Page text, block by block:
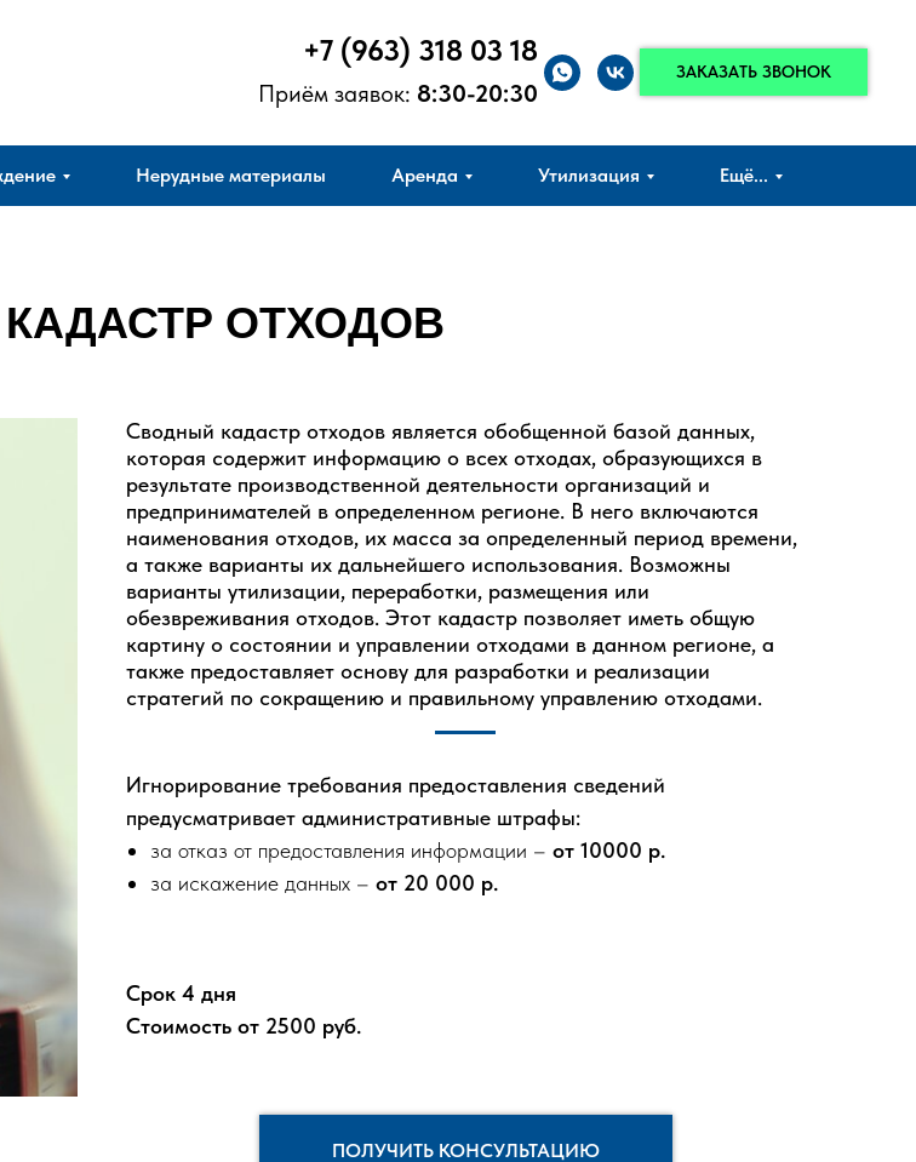
+7 (963) 318 03 18
Приём заявок: 8:30-20:30
ЗАКАЗАТЬ ЗВОНОК
Нерудные материалы Аренда Утилизация Ещё...
ОТХОДОВ
Сводный кадастр отходов является обобщенной базой данных,
которая содержит информацию о всех отходах, образующихся в
результате производственной деятельности организаций и
предпринимателей в определенном регионе. В него включаются
наименования отходов, их масса за определенный период времени,
а также варианты их дальнейшего использования. Возможны
варианты утилизации, переработки, размещения или
обезвреживания отходов. Этот кадастр позволяет иметь общую
картину о состоянии и управлении отходами в данном регионе, а
также предоставляет основу для разработки и реализации
стратегий по сокращению и правильному управлению отходами.
Игнорирование требования предоставления сведений
предусматривает административные штрафы:
за отказ от предоставления информации – от 10000 р.
за искажение данных – от 20 000 р.
Срок 4 дня
Стоимость от 2500 руб.
ПОЛУЧИТЬ КОНСУЛЬТАЦИЮ